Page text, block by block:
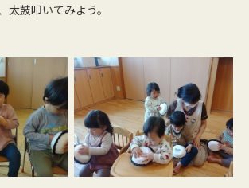
太鼓叩いてみよう。